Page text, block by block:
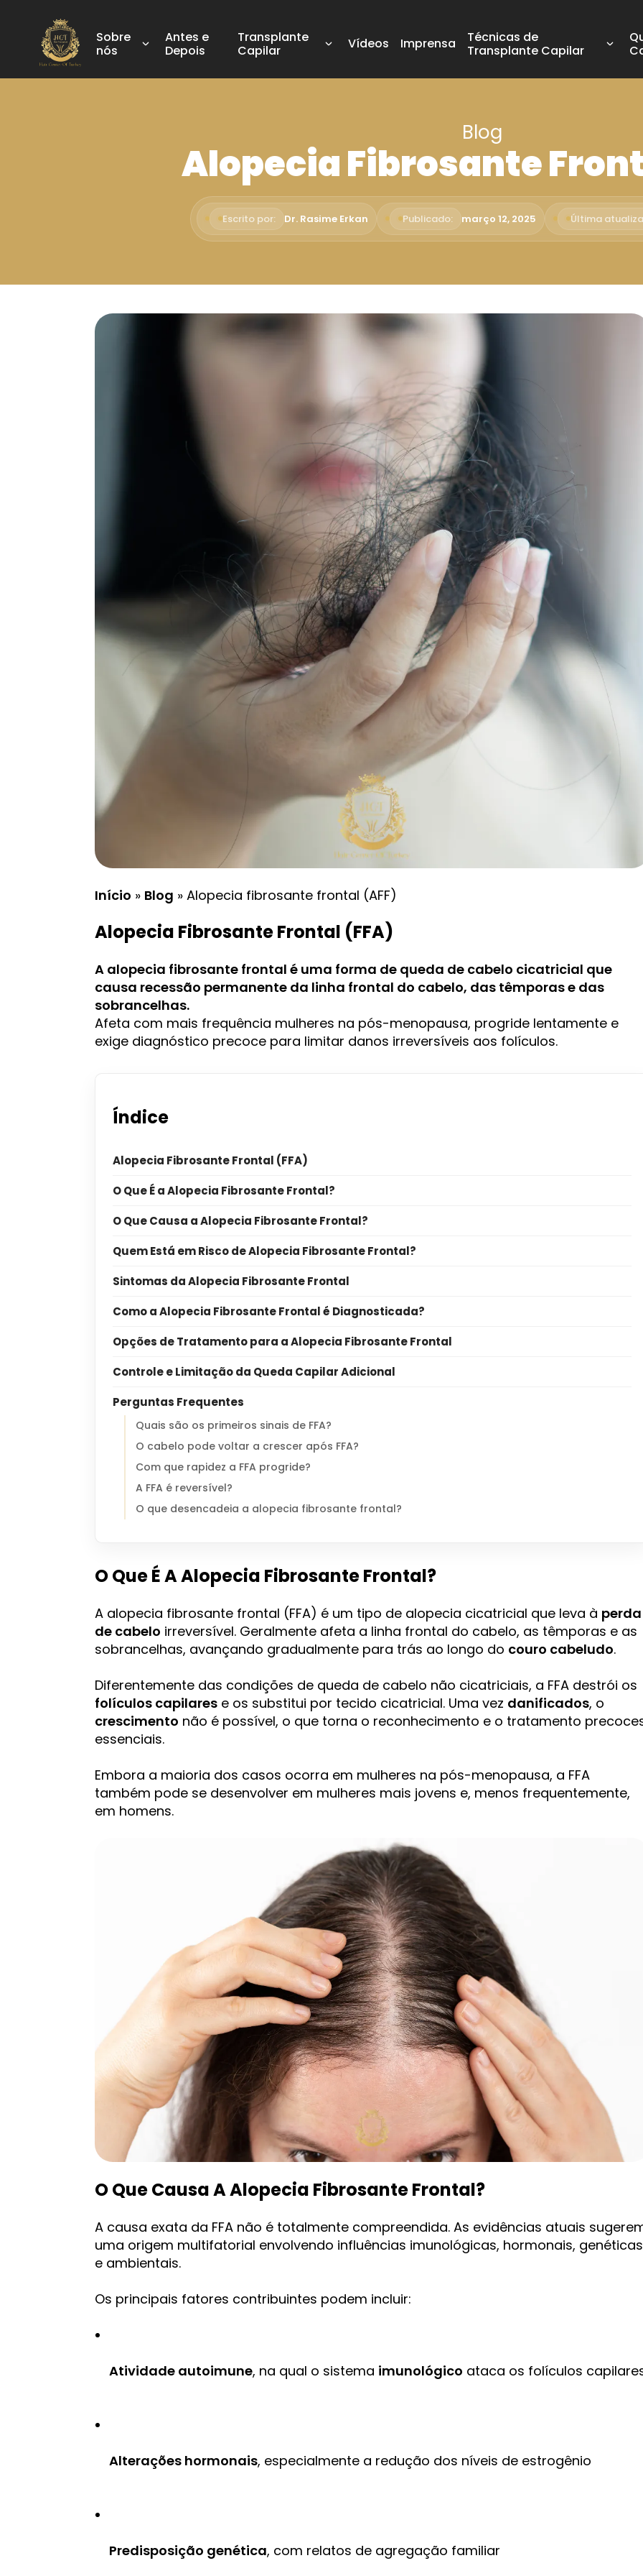
Sobre
nós
Antes e
Depois
Transplante
Capilar
Vídeos Imprensa
Técnicas de
Transplante Capilar
Blog
Alopecia Fibrosante
Escrito por: Dr. Rasime Erkan Publicado: março 12, 2025 Última
Início » Blog » Alopecia fibrosante frontal (AFF)
Alopecia Fibrosante Frontal (FFA)
A alopecia fibrosante frontal é uma forma de queda de cabelo cicatricial que
causa recessão permanente da linha frontal do cabelo, das têmporas e das
sobrancelhas.
Afeta com mais frequência mulheres na pós-menopausa, progride lentamente e
exige diagnóstico precoce para limitar danos irreversíveis aos folículos.
Índice
Alopecia Fibrosante Frontal (FFA)
O Que É a Alopecia Fibrosante Frontal?
O Que Causa a Alopecia Fibrosante Frontal?
Quem Está em Risco de Alopecia Fibrosante Frontal?
Sintomas da Alopecia Fibrosante Frontal
Como a Alopecia Fibrosante Frontal é Diagnosticada?
Opções de Tratamento para a Alopecia Fibrosante Frontal
Controle e Limitação da Queda Capilar Adicional
Perguntas Frequentes
Quais são os primeiros sinais de FFA?
O cabelo pode voltar a crescer após FFA?
Com que rapidez a FFA progride?
A FFA é reversível?
O que desencadeia a alopecia fibrosante frontal?
O Que É A Alopecia Fibrosante Frontal?
A alopecia fibrosante frontal (FFA) é um tipo de alopecia cicatricial que leva à perda
de cabelo irreversível. Geralmente afeta a linha frontal do cabelo, as têmporas e as
sobrancelhas, avançando gradualmente para trás ao longo do couro cabeludo.
Diferentemente das condições de queda de cabelo não cicatriciais, a FFA destrói os
folículos capilares e os substitui por tecido cicatricial. Uma vez danificados, o
crescimento não é possível, o que torna o reconhecimento e o tratamento
essenciais.
Embora a maioria dos casos ocorra em mulheres na pós-menopausa, a FFA
também pode se desenvolver em mulheres mais jovens e, menos frequentemente,
em homens.
O Que Causa A Alopecia Fibrosante Frontal?
A causa exata da FFA não é totalmente compreendida. As evidências atuais
uma origem multifatorial envolvendo influências imunológicas, hormonais, genéticas
e ambientais.
Os principais fatores contribuintes podem incluir:
Atividade autoimune, na qual o sistema imunológico ataca os folículos
Alterações hormonais, especialmente a redução dos níveis de estrogênio
Predisposição genética, com relatos de agregação familiar